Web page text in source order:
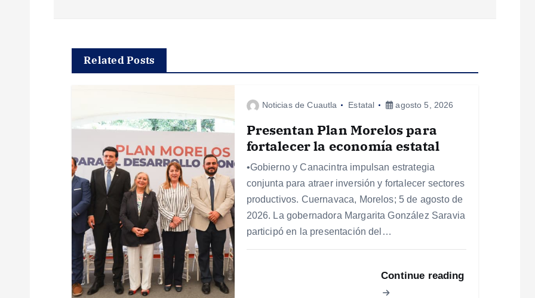
Related Posts
Noticias de Cuautla Estatal agosto 5, 2026
Presentan Plan Morelos para
fortalecer la economía estatal
•Gobierno y Canacintra impulsan estrategia
conjunta para atraer inversión y fortalecer sectores
productivos. Cuernavaca, Morelos; 5 de agosto de
2026. La gobernadora Margarita González Saravia
participó en la presentación del…
Continue reading